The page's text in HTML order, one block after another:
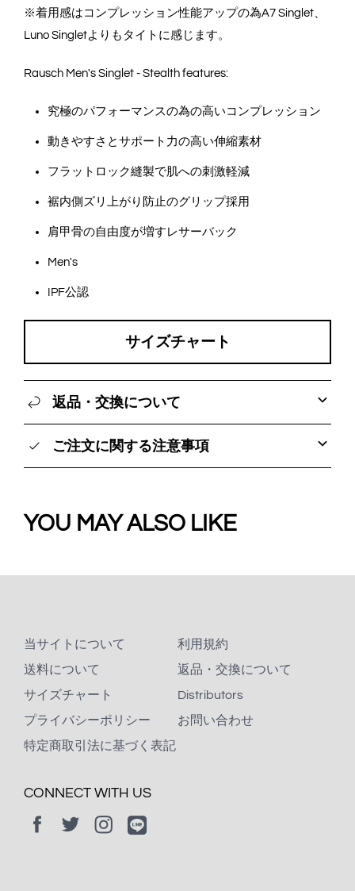
※着用感はコンプレッション性能アップの為A7 Singlet、
Luno Singletよりもタイトに感じます。
Rausch Men's Singlet - Stealth features:
究極のパフォーマンスの為の高いコンプレッション
動きやすさとサポート力の高い伸縮素材
フラットロック縫製で肌への刺激軽減
裾内側ズリ上がり防止のグリップ採用
肩甲骨の自由度が増すレサーバック
Men's
IPF公認
サイズチャート
返品・交換について
ご注文に関する注意事項
YOU MAY ALSO LIKE
当サイトについて
送料について
サイズチャート
プライバシーポリシー
特定商取引法に基づく表記
利用規約
返品・交換について
Distributors
お問い合わせ
CONNECT WITH US